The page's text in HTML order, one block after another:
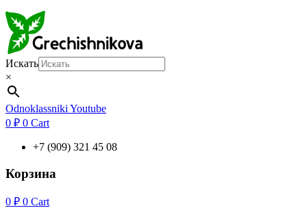
Искать
×
Odnoklassniki Youtube
0 ₽ 0 Cart
+7 (909) 321 45 08
Корзина
0 ₽ 0 Cart